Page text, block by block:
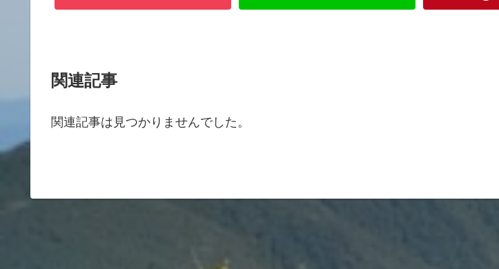
関連記事
関連記事は見つかりませんでした。